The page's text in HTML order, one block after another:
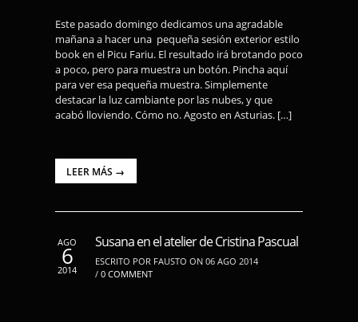
Este pasado domingo dedicamos una agradable
mañana a hacer una pequeña sesión exterior estilo
book en el Picu Fariu. El resultado irá brotando poco
a poco, pero para muestra un botón. Pincha aquí
para ver esa pequeña muestra. Simplemente
destacar la luz cambiante por las nubes, y que
acabó lloviendo. Cómo no. Agosto en Asturias. […]
LEER MÁS →
AGO
6
2014
Susana en el atelier de Cristina Pascual
ESCRITO POR FAUSTO ON 06 AGO 2014
/ 0 COMMENT